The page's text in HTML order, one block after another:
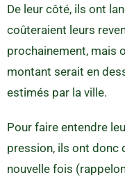
De leur côté, ils ont
coûteraient leurs
prochainement, mais
montant serait en
estimés par la ville.
Pour faire entendre
pression, ils ont donc
nouvelle fois